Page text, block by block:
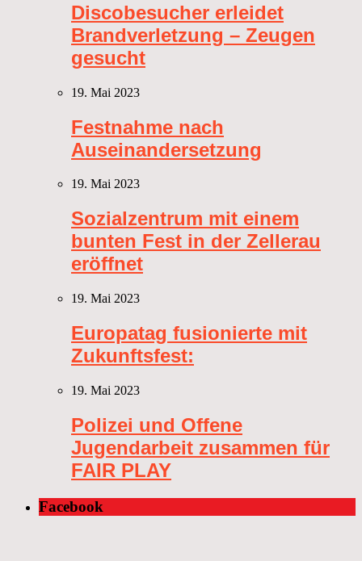
Discobesucher erleidet
Brandverletzung – Zeugen
gesucht
19. Mai 2023
Festnahme nach
Auseinandersetzung
19. Mai 2023
Sozialzentrum mit einem
bunten Fest in der Zellerau
eröffnet
19. Mai 2023
Europatag fusionierte mit
Zukunftsfest:
19. Mai 2023
Polizei und Offene
Jugendarbeit zusammen für
FAIR PLAY
Facebook